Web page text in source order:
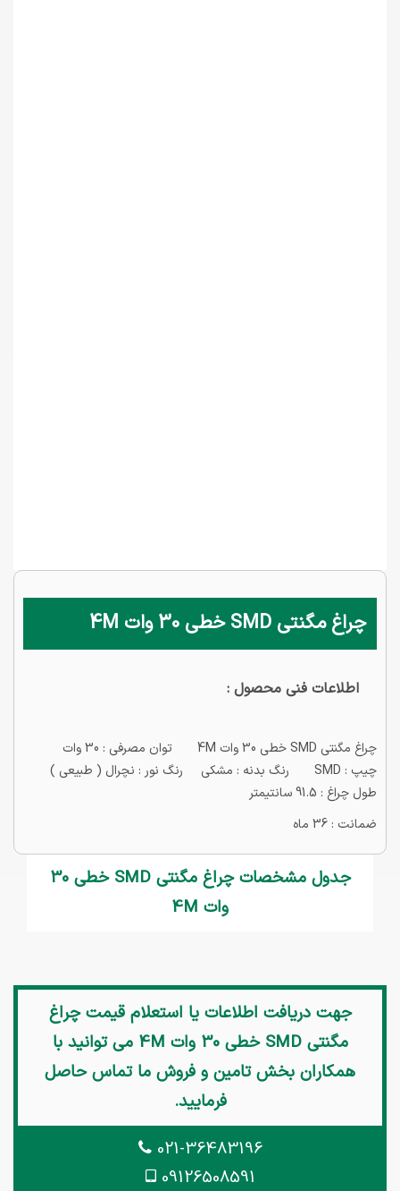
چراغ مگنتی SMD خطی 30 وات 4M
اطلاعات فنی محصول :
چراغ مگنتی SMD خطی 30 وات 4M توان مصرفی : 30 وات
چیپ : SMD رنگ بدنه : مشکی رنگ نور : نچرال ( طبیعی )
طول چراغ : 91.5 سانتیمتر
ضمانت : 36 ماه
جدول مشخصات چراغ مگنتی SMD خطی 30
وات 4M
جهت دریافت اطلاعات یا استعلام قیمتچراغ
مگنتی SMD خطی 30 وات 4M
می توانید با
همکاران بخش تامین و فروش ما تماس حاصل
فرمایید.
021-36483196
09126508591